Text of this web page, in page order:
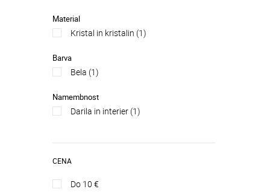
Material
kristal in kristalin (1)
Barva
bela (1)
Namembnost
darila in interier (1)
CENA
do 10 €